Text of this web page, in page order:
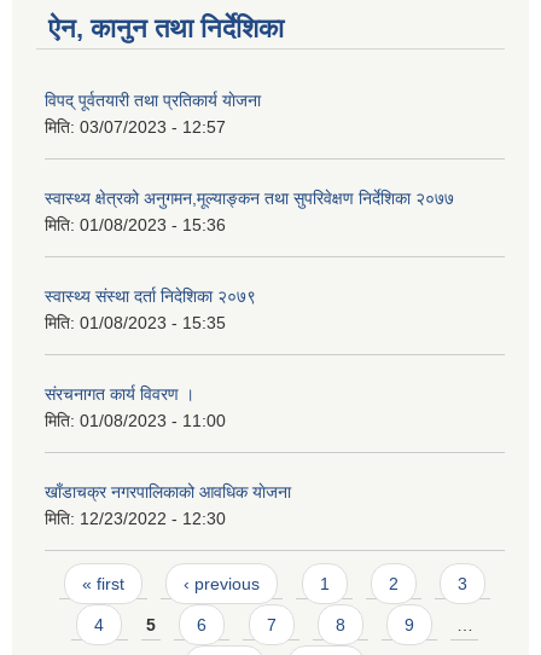
ऐन, कानुन तथा निर्देशिका
विपद् पूर्वतयारी तथा प्रतिकार्य याेजना
मिति: 03/07/2023 - 12:57
स्वास्थ्य क्षेत्रको अनुगमन,मूल्याङ्कन तथा सुपरिवेक्षण निर्देशिका २०७७
मिति: 01/08/2023 - 15:36
स्वास्थ्य स‌ंस्था दर्ता निदेशिका २०७९
मिति: 01/08/2023 - 15:35
स‌ंरचनागत कार्य विवरण ।
मिति: 01/08/2023 - 11:00
खाँडाचक्र नगरपालिकाको आवधिक याेजना
मिति: 12/23/2022 - 12:30
Pages
« first ‹ previous 1 2 3
4 5 6 7 8 9 …